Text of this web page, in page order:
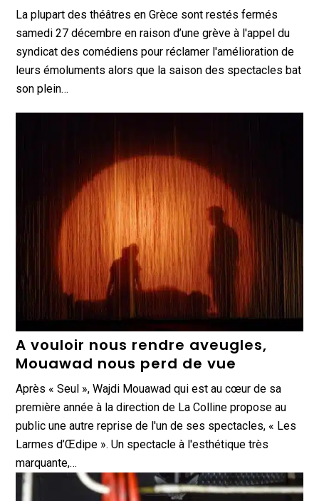
La plupart des théâtres en Grèce sont restés fermés
samedi 27 décembre en raison d’une grève à l'appel du
syndicat des comédiens pour réclamer l'amélioration de
leurs émoluments alors que la saison des spectacles bat
son plein…
A vouloir nous rendre aveugles,
Mouawad nous perd de vue
Après « Seul », Wajdi Mouawad qui est au cœur de sa
première année à la direction de La Colline propose au
public une autre reprise de l'un de ses spectacles, « Les
Larmes d’Œdipe ». Un spectacle à l'esthétique très
marquante,…